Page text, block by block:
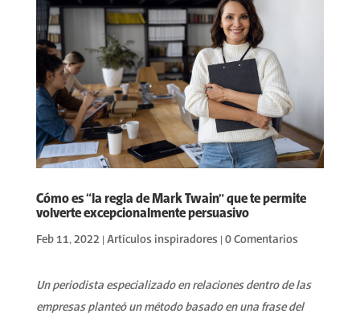
Cómo es “la regla de Mark Twain” que te permite
volverte excepcionalmente persuasivo
Feb 11, 2022| Artículos inspiradores| 0 Comentarios
Un periodista especializado en relaciones dentro de las
empresas planteó un método basado en una frase del